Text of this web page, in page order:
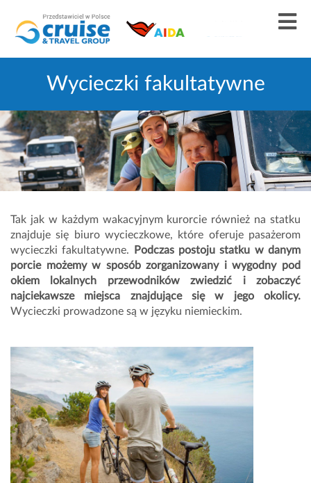
Wycieczki fakultatywne
Tak jak w każdym wakacyjnym kurorcie również na statku
znajduje się biuro wycieczkowe, które oferuje pasażerom
wycieczki fakultatywne.
Podczas postoju statku w danym
porcie możemy w sposób zorganizowany i wygodny pod
okiem lokalnych przewodników zwiedzić i zobaczyć
najciekawsze miejsca znajdujące się w jego okolicy.
Wycieczki prowadzone są w języku niemieckim.